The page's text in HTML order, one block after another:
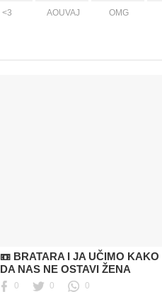
<3 AOUVAJ OMG
📼 BRATARA I JA UČIMO KAKO
DA NAS NE OSTAVI ŽENA
0 0 0